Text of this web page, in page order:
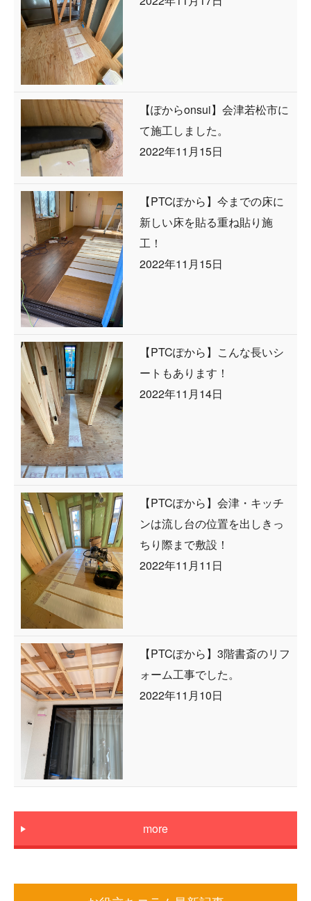
【ぽからonsui】会津若松市に
て施工しました。
2022年11月15日
【PTCぽから】今までの床に
新しい床を貼る重ね貼り施
工！
2022年11月15日
【PTCぽから】こんな長いシ
ートもあります！
2022年11月14日
【PTCぽから】会津・キッチ
ンは流し台の位置を出しきっ
ちり際まで敷設！
2022年11月11日
【PTCぽから】3階書斎のリフ
ォーム工事でした。
2022年11月10日
more